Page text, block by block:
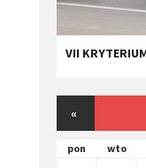
VII
«
pon wto